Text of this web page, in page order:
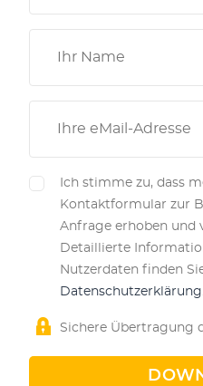
Name
Email
gdpr
Ich stimme zu, dass
Kontaktformular zur
Anfrage erhoben und
Detaillierte
Nutzerdaten finden
Datenschutzerklärung
Sichere Übertragung